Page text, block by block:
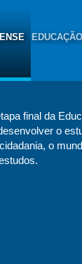
final da
o
o